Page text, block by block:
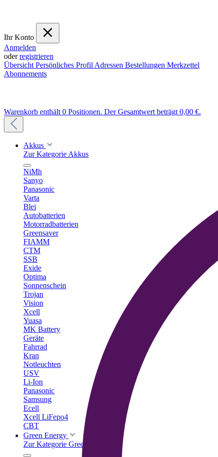
Ihr Konto
Anmelden
oderregistrieren
Übersicht Persönliches Profil Adressen Bestellungen Merkzettel
Abonnements
Warenkorb enthält 0 Positionen. Der Gesamtwert beträgt 0,00 €.
Akkus
Zur Kategorie Akkus
NiMh
Sanyo
Panasonic
Varta
Blei
Autobatterien
Motorradbatterien
Greensaver
FIAMM
CTM
SSB
Exide
Optima
Sonnenschein
Trojan
Vision
Xcell
Yuasa
MK Battery
Geräte
Fahrrad
Kran
Notleuchten
USV
Li-Ion
Panasonic
Samsung
Ecell
Xcell LiFepo4
CBT
Green Energy
Zur Kategorie Green Energy